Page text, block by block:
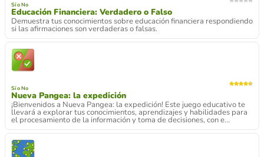
Sí o No
Educación Financiera: Verdadero o Falso
Demuestra tus conocimientos sobre educación financiera respondiendo
si las afirmaciones son verdaderas o falsas.
Sí o No
Nueva Pangea: la expedición
¡Bienvenidos a Nueva Pangea: la expedición! Este juego educativo te
llevará a explorar tus conocimientos, aprendizajes y habilidades para
el procesamiento de la información y toma de decisiones, con e...